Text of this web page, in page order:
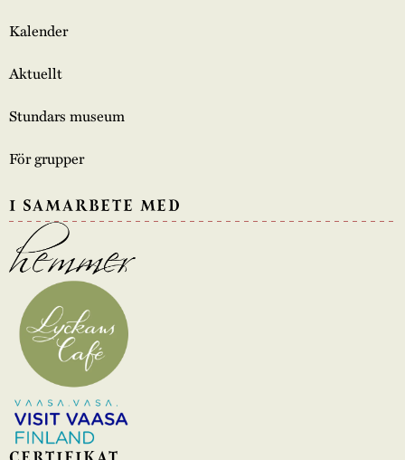
Kalender
Aktuellt
Stundars museum
För grupper
I SAMARBETE MED